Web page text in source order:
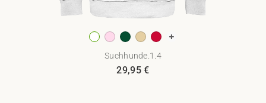
Suchhunde.1.4
29,95€